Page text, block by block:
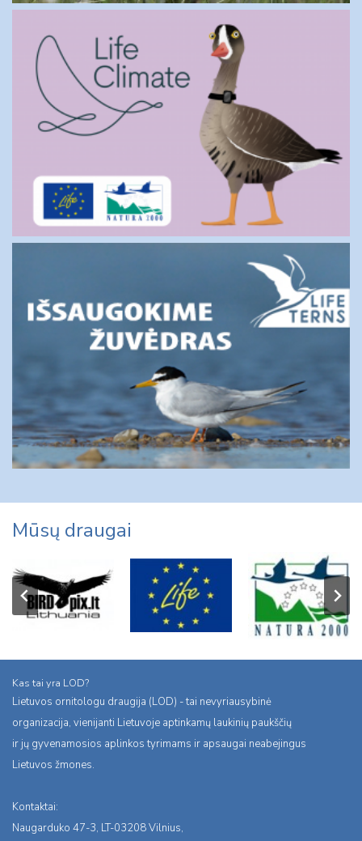
Mūsų draugai
Kas tai yra LOD?
Lietuvos ornitologu draugija (LOD) - tai nevyriausybinė
organizacija, vienijanti Lietuvoje aptinkamų laukinių paukščių
ir jų gyvenamosios aplinkos tyrimams ir apsaugai neabejingus
Lietuvos žmones.
Kontaktai:
Naugarduko 47-3, LT-03208 Vilnius,